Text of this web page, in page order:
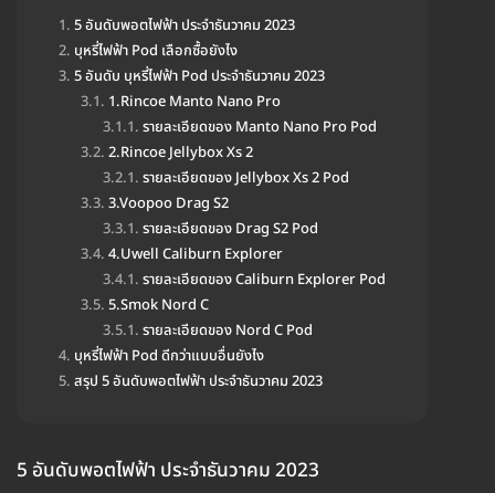
5 อันดับพอตไฟฟ้า ประจำธันวาคม 2023
บุหรี่ไฟฟ้า Pod เลือกซื้อยังไง
5 อันดับ บุหรี่ไฟฟ้า Pod ประจำธันวาคม 2023
1.Rincoe Manto Nano Pro
รายละเอียดของ Manto Nano Pro Pod
2.Rincoe Jellybox Xs 2
รายละเอียดของ Jellybox Xs 2 Pod
3.Voopoo Drag S2
รายละเอียดของ Drag S2 Pod
4.Uwell Caliburn Explorer
รายละเอียดของ Caliburn Explorer Pod
5.Smok Nord C
รายละเอียดของ Nord C Pod
บุหรี่ไฟฟ้า Pod ดีกว่าแบบอื่นยังไง
สรุป 5 อันดับพอตไฟฟ้า ประจำธันวาคม 2023
5 อันดับพอตไฟฟ้า ประจำธันวาคม 2023